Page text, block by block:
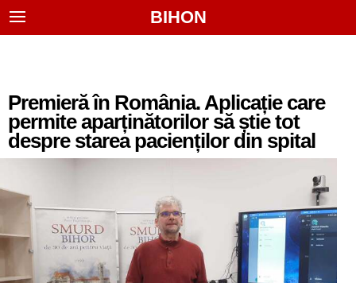
BIHON
Premieră în România. Aplicație care
permite aparținătorilor să știe tot
despre starea pacienților din spital